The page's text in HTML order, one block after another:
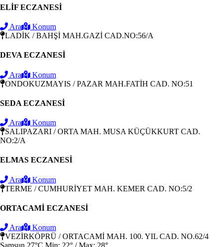
ELİF ECZANESİ
Ara
Konum
LADİK / BAHŞİ MAH.GAZİ CAD.NO:56/A
DEVA ECZANESİ
Ara
Konum
ONDOKUZMAYIS / PAZAR MAH.FATİH CAD. NO:51
SEDA ECZANESİ
Ara
Konum
SALIPAZARI / ORTA MAH. MUSA KÜÇÜKKURT CAD.
NO:2/A
ELMAS ECZANESİ
Ara
Konum
TERME / CUMHURİYET MAH. KEMER CAD. NO:5/2
ORTACAMİ ECZANESİ
Ara
Konum
VEZİRKÖPRÜ / ORTACAMİ MAH. 100. YIL CAD. NO.62/4